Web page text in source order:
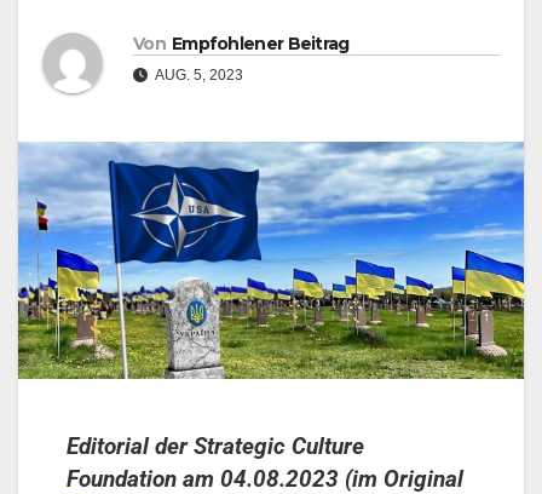
Von Empfohlener Beitrag
AUG. 5, 2023
Editorial der Strategic Culture
Foundation am 04.08.2023 (im Original